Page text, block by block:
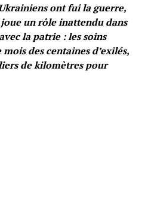
ont fui la guerre,
un rôle inattendu dans
la patrie : les soins
des centaines d’exilés,
de kilomètres pour